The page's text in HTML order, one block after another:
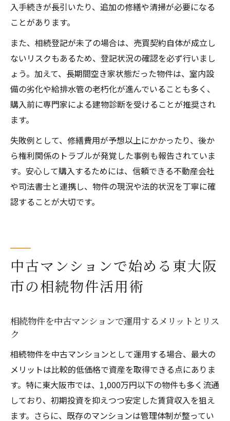
入手続きが長引いたり、追加の修繕や清掃が必要になる
ことがあります。
また、相続登記が未了の場合は、売買契約自体が成立し
ないリスクもあるため、登記状況の確認を必ず行いまし
ょう。加えて、長期間空き家状態だった物件は、室内設
備の劣化や給排水管の老朽化が進んでいることも多く、
購入前に専門家による建物診断を受けることが推奨され
ます。
失敗例として、修繕費用が予想以上にかかったり、後か
ら権利関係のトラブルが発覚した事例も報告されていま
す。安心して購入するためには、信頼できる不動産会社
や司法書士と連携し、物件の現況や法的状況を丁寧に確
認することが大切です。
中古マンションで始める東大阪
市の相続物件活用術
相続物件を中古マンションで運用するメリットとリス
ク
相続物件を中古マンションとして運用する場合、最大の
メリットは比較的低価格で資産を取得できる点にありま
す。特に東大阪市では、1,000万円以下の物件も多く流通
しており、初期投資を抑えつつ安定した賃貸収入を狙え
ます。さらに、既存のマンションは管理体制が整ってい